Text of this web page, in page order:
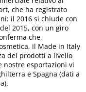
che ha registrato
il 2016 si chiude con
2015, con un giro
che,
il Made in Italy
dei prodotti a livello
nostre esportazioni vi
e Spagna (dati a